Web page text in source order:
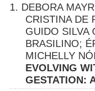
1. DEBORA
CRISTINA DE
GUIDO SILVA
BRASILINO;
MICHELLY
EVOLVING
GESTATION: